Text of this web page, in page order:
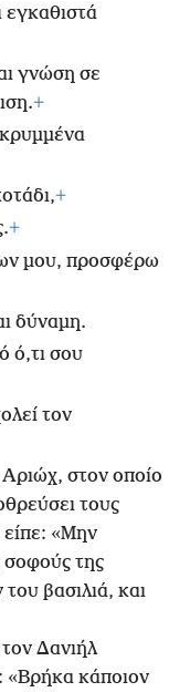
εγκαθιστά
γνώση σε
+
+
+
μου, προσφέρω
δύναμη.
ό,τι σου
τον
στον οποίο
τους
είπε: «Μην
σοφούς της
βασιλιά, και
Δανιήλ
«Βρήκα κάποιον